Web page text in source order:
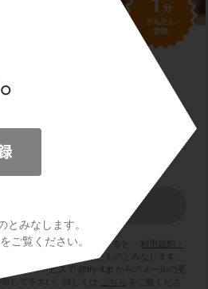
とみなします。
をご覧ください。
をクリックまたはタップすると、
利用規約・
に同意したものとみなします。
メールサービスで @try-it.jp からのメールの受
して下さい。詳しくは
こちら
をご覧くださ